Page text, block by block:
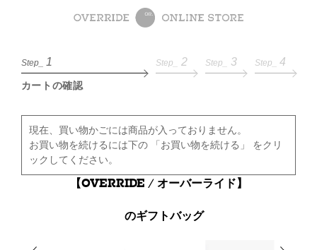
Step_ 1
カートの確認
Step_ 2 Step_ 3 Step_ 4
現在、買い物かごには商品が入っておりません。
お買い物を続けるには下の 「お買い物を続ける」 をクリ
ックしてください。
【OVERRIDE / オーバーライド】
のギフトバッグ